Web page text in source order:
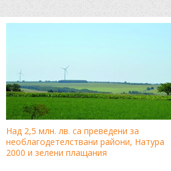
Над 2,5 млн. лв. са преведени за
необлагодетелствани райони, Натура
2000 и зелени плащания